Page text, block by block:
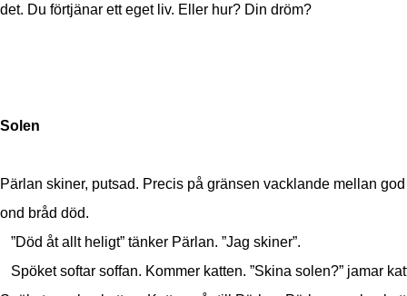
det. Du förtjänar ett eget liv. Eller hur? Din dröm?
Solen
Pärlan skiner, putsad. Precis på gränsen vacklande mellan
ond bråd död.
”Död åt allt heligt” tänker Pärlan. ”Jag skiner”.
Spöket softar soffan. Kommer katten. ”Skina solen?” jamar